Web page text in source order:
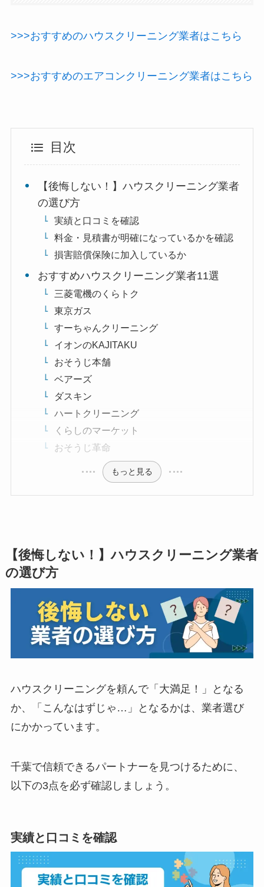
>>>おすすめのハウスクリーニング業者はこちら
>>>おすすめのエアコンクリーニング業者はこちら
目次
【後悔しない！】ハウスクリーニング業者
の選び方
実績と口コミを確認
料金・見積書が明確になっているかを確認
損害賠償保険に加入しているか
おすすめハウスクリーニング業者11選
三菱電機のくらトク
東京ガス
すーちゃんクリーニング
イオンのKAJITAKU
おそうじ本舗
ベアーズ
ダスキン
ハートクリーニング
くらしのマーケット
おそうじ革命
もっと見る
【後悔しない！】ハウスクリーニング業者
の選び方
ハウスクリーニングを頼んで「大満足！」となる
か、「こんなはずじゃ…」となるかは、業者選び
にかかっています。
千葉で信頼できるパートナーを見つけるために、
以下の3点を必ず確認しましょう。
実績と口コミを確認